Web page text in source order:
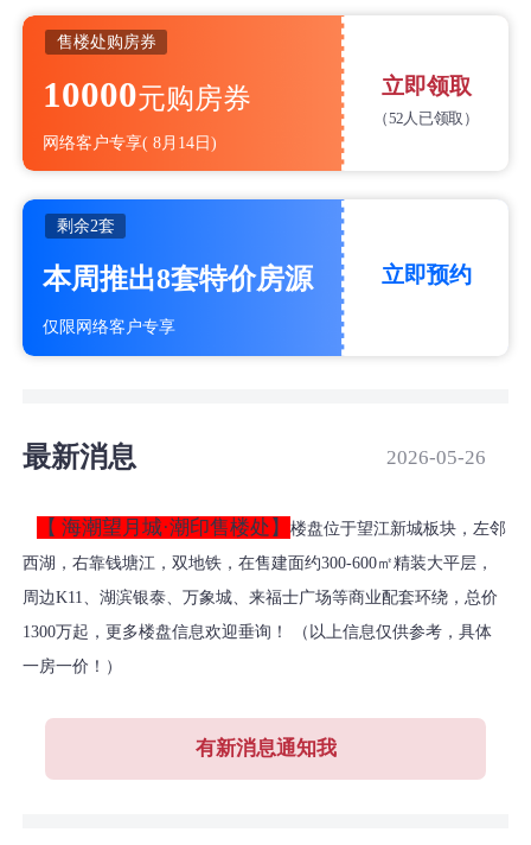
售楼处购房券
10000元购房券
网络客户专享( 8月14日)
立即领取
（52人已领取）
剩余2套
本周推出8套特价房源
仅限网络客户专享
立即预约
最新消息 2026-05-26
【 海潮望月城·潮印售楼处】楼盘位于望江新城板块，左邻
西湖，右靠钱塘江，双地铁，在售建面约300-600㎡精装大平层，
周边K11、湖滨银泰、万象城、来福士广场等商业配套环绕，总价
1300万起，更多楼盘信息欢迎垂询！ （以上信息仅供参考，具体
一房一价！）
有新消息通知我